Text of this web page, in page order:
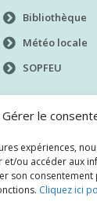
Gérer le
expériences,
et/ou accéder aux
son
Cliquez ici
Bibliothèque
Météo locale
SOPFEU